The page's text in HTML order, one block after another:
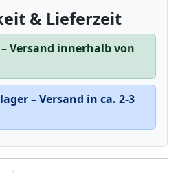
& Lieferzeit
Versand innerhalb von
– Versand in ca. 2-3